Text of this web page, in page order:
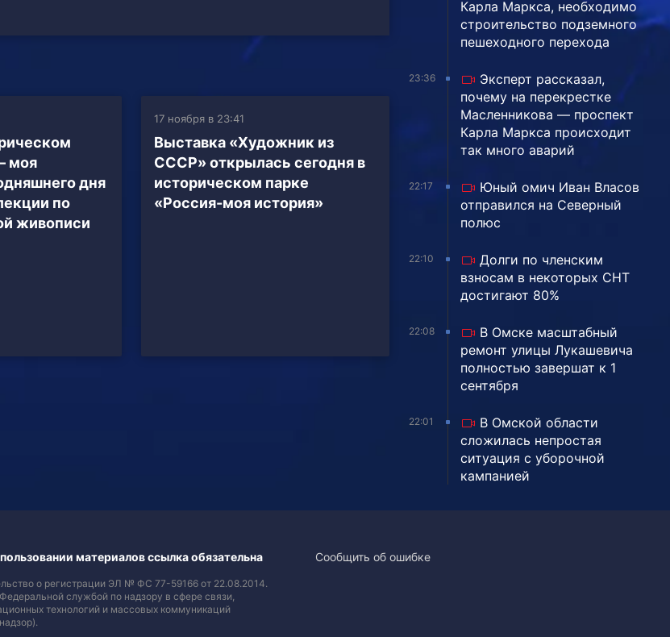
моя
дня
по
живописи
17 ноября в 23:41
Выставка «Художник из
СССР» открылась сегодня в
историческом парке
«Россия-моя история»
Карла Маркса, необходимо
строительство подземного
пешеходного перехода
23:36
Эксперт рассказал,
почему на перекрестке
Масленникова — проспект
Карла Маркса происходит
так много аварий
22:17
Юный омич Иван Власов
отправился на Северный
полюс
22:10
Долги по членским
взносам в некоторых СНТ
достигают 80%
22:08
В Омске масштабный
ремонт улицы Лукашевича
полностью завершат к 1
сентября
22:01
В Омской области
сложилась непростая
ситуация с уборочной
кампанией
материалов ссылка обязательна
о регистрации ЭЛ № ФС 77-59166 от 22.08.2014.
службой по надзору в сфере связи,
технологий и массовых коммуникаций
Сообщить об ошибке